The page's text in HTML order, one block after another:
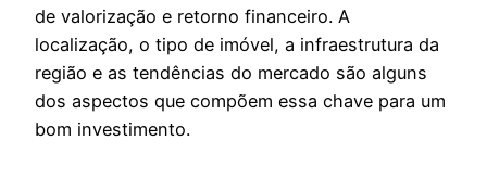
de valorização e retorno financeiro. A
localização, o tipo de imóvel, a infraestrutura da
região e as tendências do mercado são alguns
dos aspectos que compõem essa chave para um
bom investimento.